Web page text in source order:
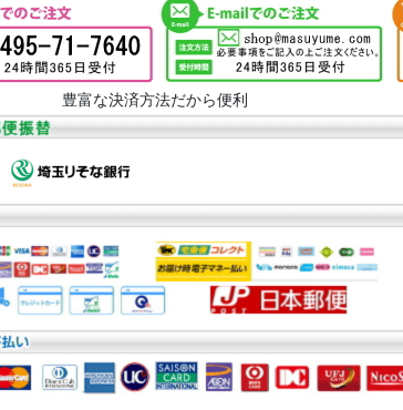
豊富な決済方法だから便利